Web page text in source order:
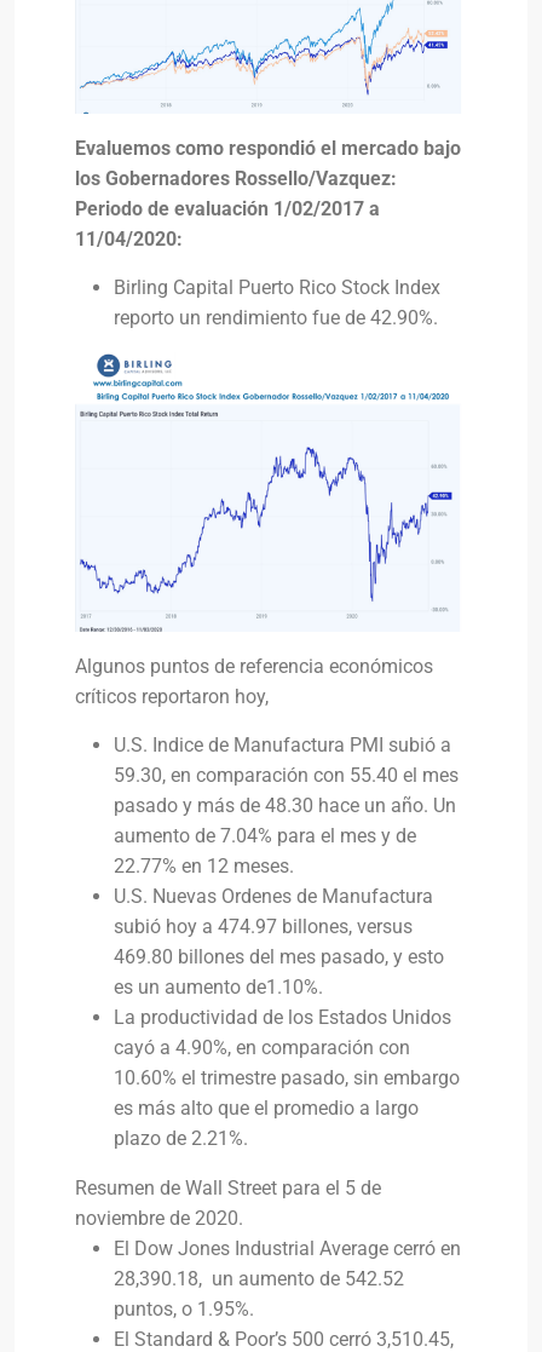
Evaluemos como respondió el mercado bajo
los Gobernadores Rossello/Vazquez:
Periodo de evaluación 1/02/2017 a
11/04/2020:
Birling Capital Puerto Rico Stock Index
reporto un rendimiento fue de 42.90%.
Algunos puntos de referencia económicos
críticos reportaron hoy,
U.S. Indice de Manufactura PMI subió a
59.30, en comparación con 55.40 el mes
pasado y más de 48.30 hace un año. Un
aumento de 7.04% para el mes y de
22.77% en 12 meses.
U.S. Nuevas Ordenes de Manufactura
subió hoy a 474.97 billones, versus
469.80 billones del mes pasado, y esto
es un aumento de1.10%.
La productividad de los Estados Unidos
cayó a 4.90%, en comparación con
10.60% el trimestre pasado, sin embargo
es más alto que el promedio a largo
plazo de 2.21%.
Resumen de Wall Street para el 5 de
noviembre de 2020.
El Dow Jones Industrial Average cerró en
28,390.18, un aumento de 542.52
puntos, o 1.95%.
El Standard & Poor’s 500 cerró 3,510.45,